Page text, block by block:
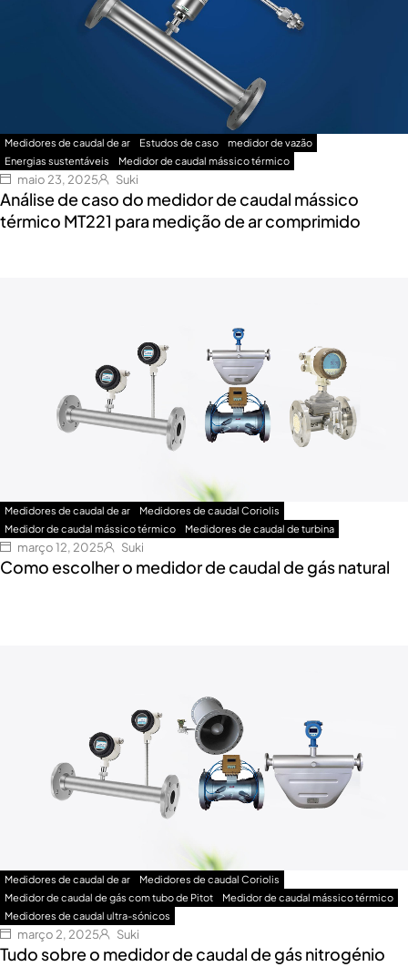
Medidores de caudal de ar Estudos de caso
medidor de vazão
Energias sustentáveis
Medidor de caudal mássico térmico
maio 23, 2025 Suki
Análise de caso do medidor de caudal mássico
térmico MT221 para medição de ar comprimido
Medidores de caudal de ar
Medidores de caudal Coriolis
Medidor de caudal mássico térmico
Medidores de caudal de turbina
março 12, 2025 Suki
Como escolher o medidor de caudal de gás natural
Medidores de caudal de ar
Medidores de caudal Coriolis
Medidor de caudal de gás com tubo de Pitot
Medidor de caudal mássico térmico
Medidores de caudal ultra-sónicos
março 2, 2025 Suki
Tudo sobre o medidor de caudal de gás nitrogénio